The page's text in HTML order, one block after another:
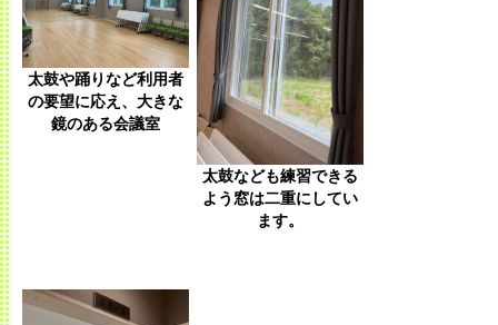
太鼓や踊りなど利用者
の要望に応え、大きな
鏡のある会議室
太鼓なども練習できる
よう窓は二重にしてい
ます。